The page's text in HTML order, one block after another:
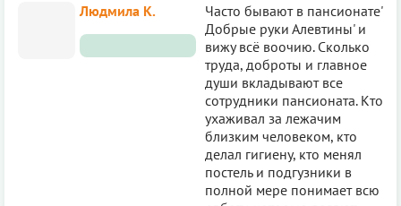
Людмила К.
Часто бывают в пансионате'
Добрые руки Алевтины' и
вижу всё воочию. Сколько
труда, доброты и главное
души вкладывают все
сотрудники пансионата. Кто
ухаживал за лежачим
близким человеком, кто
делал гигиену, кто менял
постель и подгузники в
полной мере понимает всю